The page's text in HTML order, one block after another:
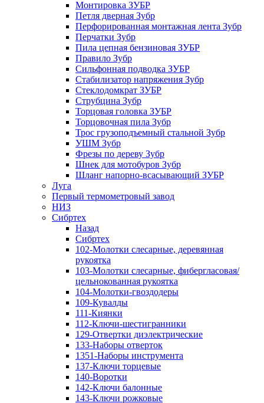
Монтировка ЗУБР
Петля дверная Зубр
Перфорированная монтажная лента Зубр
Перчатки Зубр
Пила цепная бензиновая ЗУБР
Правило Зубр
Сильфонная подводка ЗУБР
Стабилизатор напряжения Зубр
Стеклодомкрат ЗУБР
Струбцина Зубр
Торцовая головка ЗУБР
Торцовочная пила Зубр
Трос грузоподъемный стальной Зубр
УШМ Зубр
Фрезы по дереву Зубр
Шнек для мотобуров Зубр
Шланг напорно-всасывающий ЗУБР
Луга
Первый термометровый завод
НИЗ
Сибртех
Назад
Сибртех
102-Молотки слесарные, деревянная
рукоятка
103-Молотки слесарные, фибергласовая/
цельнокованная рукоятка
104-Молотки-гвоздодеры
109-Кувалды
111-Киянки
112-Ключи-шестигранники
129-Отвертки диэлектрические
133-Наборы отверток
1351-Наборы инструмента
137-Ключи торцевые
140-Воротки
142-Ключи балонные
143-Ключи рожковые